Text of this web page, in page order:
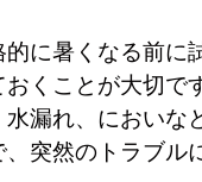
に暑くなる前に
くことが大切で
漏れ、においな
、突然のトラブル